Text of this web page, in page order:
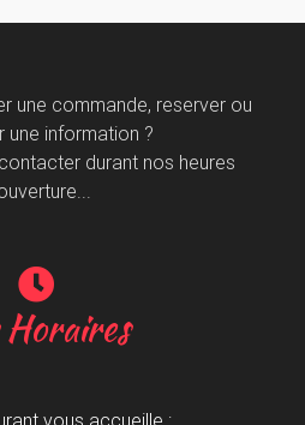
une commande, reserver ou
une information ?
durant nos heures
Horaires